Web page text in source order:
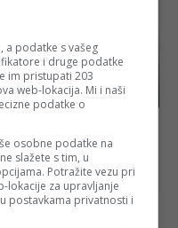
RIZIKA: Ovo su
najrazorniji
a podatke s vašeg
i druge podatke
im pristupati 203
web-lokacija. Mi i naši
podatke o
osobne podatke na
slažete s tim, u
Potražite vezu pri
lokacije za upravljanje
postavkama privatnosti i